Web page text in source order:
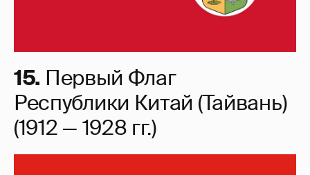
15. Первый Флаг
Республики Китай (Тайвань)
(1912 — 1928 гг.)